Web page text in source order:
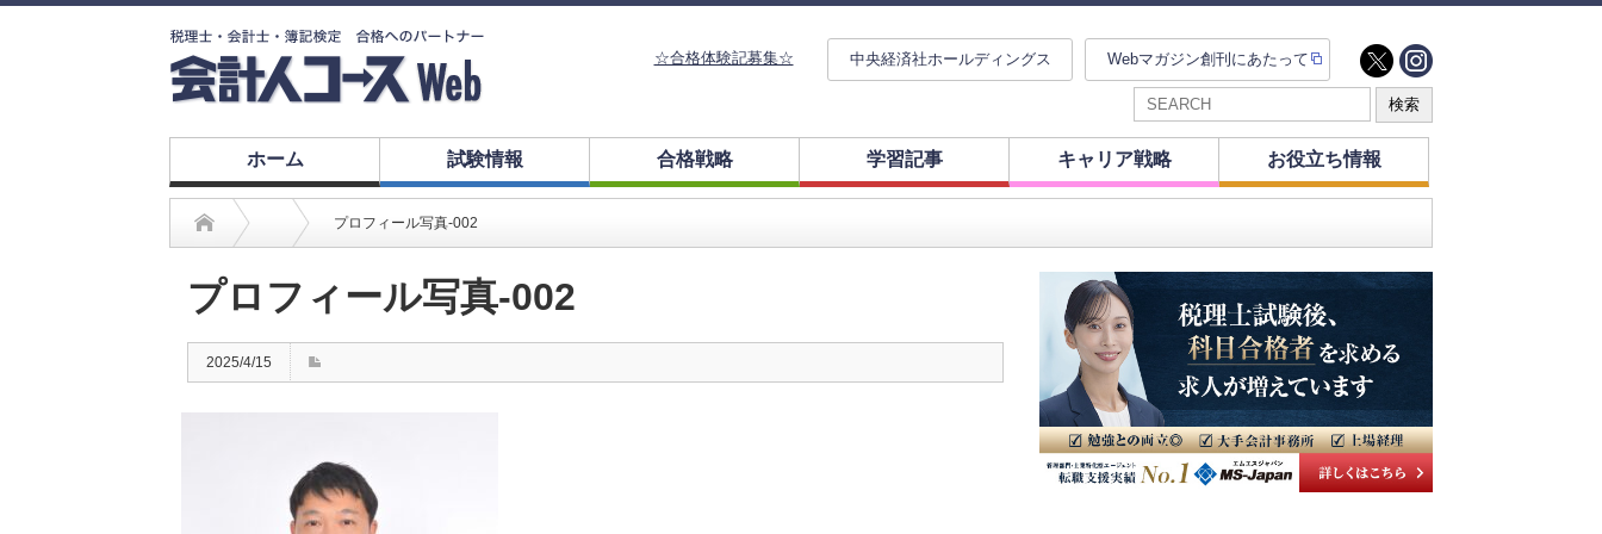
☆合格体験記募集☆ 中央経済社ホールディングス Webマガジン創刊にあたって
ホーム 試験情報 合格戦略 学習記事 キャリア戦略 お役立ち情報
プロフィール写真-002
プロフィール写真-002
2025/4/15